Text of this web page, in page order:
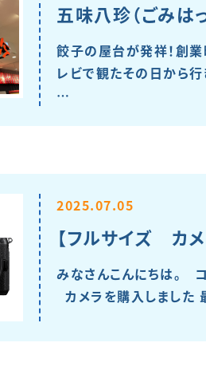
五味八珍（ごみは
餃子の屋台が発祥！創業
レビで観たその日か
…
2025.07.05
【フルサイズ
みなさんこんにちは。
カメラを購入しました